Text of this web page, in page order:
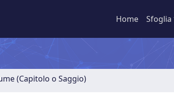
Home Sfoglia
(Capitolo o Saggio)